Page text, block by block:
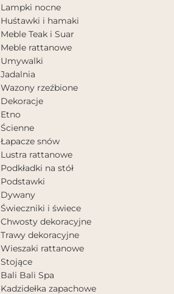
Lampki nocne
Huśtawki i hamaki
Meble Teak i Suar
Meble rattanowe
Umywalki
Jadalnia
Wazony rzeźbione
Dekoracje
Etno
Ścienne
Łapacze snów
Lustra rattanowe
Podkładki na stół
Podstawki
Dywany
Świeczniki i świece
Chwosty dekoracyjne
Trawy dekoracyjne
Wieszaki rattanowe
Stojące
Bali Bali Spa
Kadzidełka zapachowe